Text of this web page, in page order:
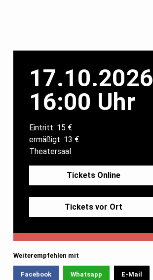
17.10.2026
16:00 Uhr
Eintritt: 15 €
ermäßigt: 13 €
Theatersaal
Tickets Online
Tickets vor Ort
Weiterempfehlen mit
Facebook Whatsapp E-Mail